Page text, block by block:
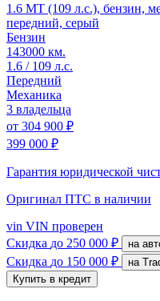
1.6 MT (109 л.с.), бензин,
передний, серый
Бензин
143000 км.
1.6 / 109 л.с.
Передний
Механика
3 владельца
от 304 900 ₽
399 000 ₽
Гарантия юридической
Оригинал ПТС в наличии
vin VIN проверен
Скидка до 250 000 ₽ на
Скидка до 150 000 ₽
на
Купить в кредит